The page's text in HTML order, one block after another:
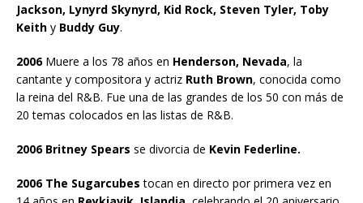
Jackson, Lynyrd Skynyrd, Kid Rock, Steven Tyler, Toby
Keith y Buddy Guy.
2006Muere a los 78 años en Henderson, Nevada, la
cantante y compositora y actriz Ruth Brown, conocida como
la reina del R&B. Fue una de las grandes de los 50 con más de
20 temas colocados en las listas de R&B.
2006 Britney Spears se divorcia de Kevin Federline.
2006 The Sugarcubes tocan en directo por primera vez en